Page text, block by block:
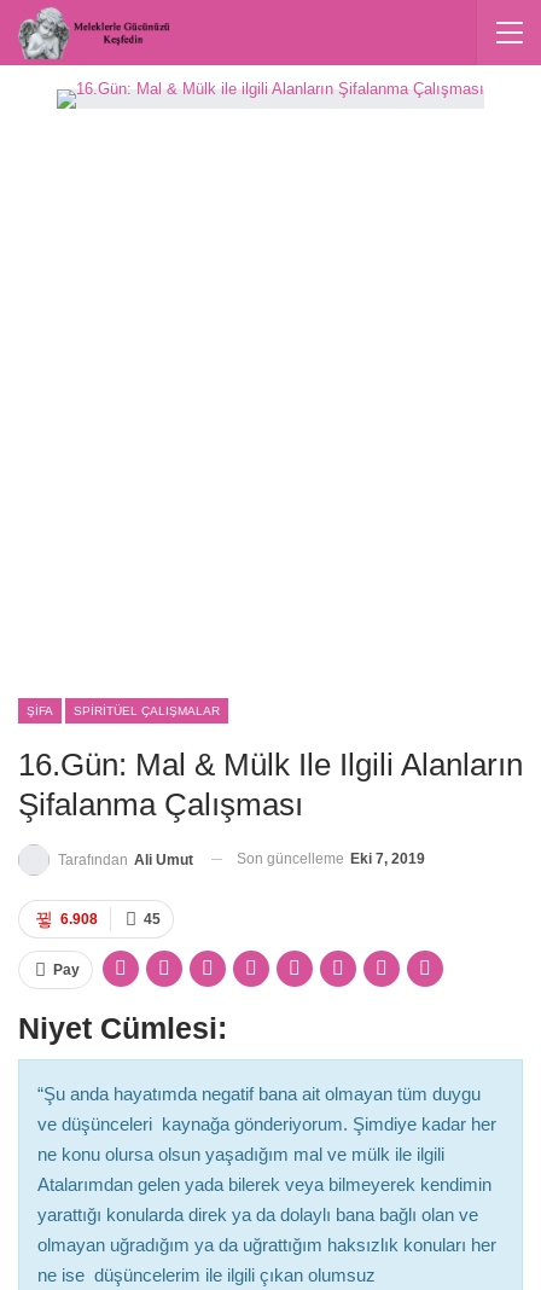
ŞIFA SPIRITÜEL ÇALIŞMALAR
16.Gün: Mal & Mülk Ile Ilgili Alanların
Şifalanma Çalışması
Tarafından Ali Umut Son güncelleme Eki 7, 2019
45
6.908
Pay
Niyet Cümlesi:
“Şu anda hayatımda negatif bana ait olmayan tüm duygu
ve düşünceleri kaynağa gönderiyorum. Şimdiye kadar her
ne konu olursa olsun yaşadığım mal ve mülk ile ilgili
Atalarımdan gelen yada bilerek veya bilmeyerek kendimin
yarattığı konularda direk ya da dolaylı bana bağlı olan ve
olmayan uğradığım ya da uğrattığım haksızlık konuları her
ne ise düşüncelerim ile ilgili çıkan olumsuz